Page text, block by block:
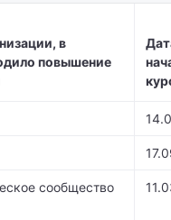
в
повышение
сообщество